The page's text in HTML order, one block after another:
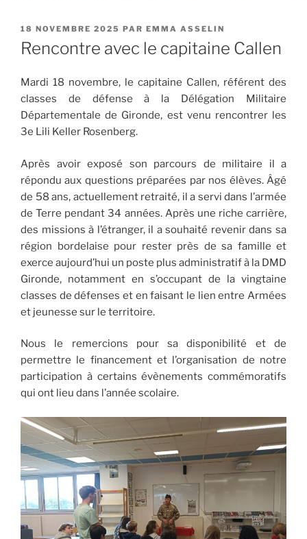
PUBLIÉ
LE
18 NOVEMBRE 2025 PAR EMMA ASSELIN
Rencontre avec le capitaine Callen
Mardi 18 novembre, le capitaine Callen, référent des
classes de défense à la Délégation Militaire
Départementale de Gironde, est venu rencontrer les
3e Lili Keller Rosenberg.
Après avoir exposé son parcours de militaire il a
répondu aux questions préparées par nos élèves. Âgé
de 58 ans, actuellement retraité, il a servi dans l’armée
de Terre pendant 34 années. Après une riche carrière,
des missions à l’étranger, il a souhaité revenir dans sa
région bordelaise pour rester près de sa famille et
exerce aujourd’hui un poste plus administratif à la DMD
Gironde, notamment en s’occupant de la vingtaine
classes de défenses et en faisant le lien entre Armées
et jeunesse sur le territoire.
Nous le remercions pour sa disponibilité et de
permettre le financement et l’organisation de notre
participation à certains évènements commémoratifs
qui ont lieu dans l’année scolaire.